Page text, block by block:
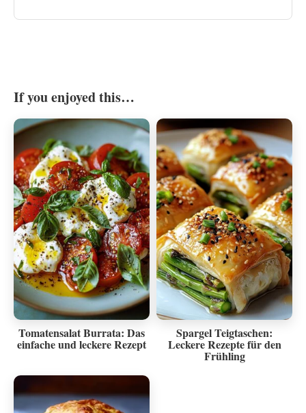
If you enjoyed this…
Tomatensalat Burrata: Das
einfache und leckere Rezept
Spargel Teigtaschen:
Leckere Rezepte für den
Frühling